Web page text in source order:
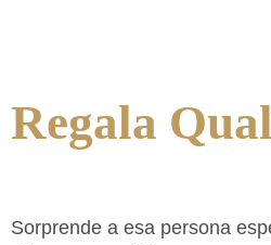
Regala
Sorprende a esa persona